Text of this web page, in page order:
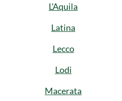
L'Aquila
Latina
Lecco
Lodi
Macerata